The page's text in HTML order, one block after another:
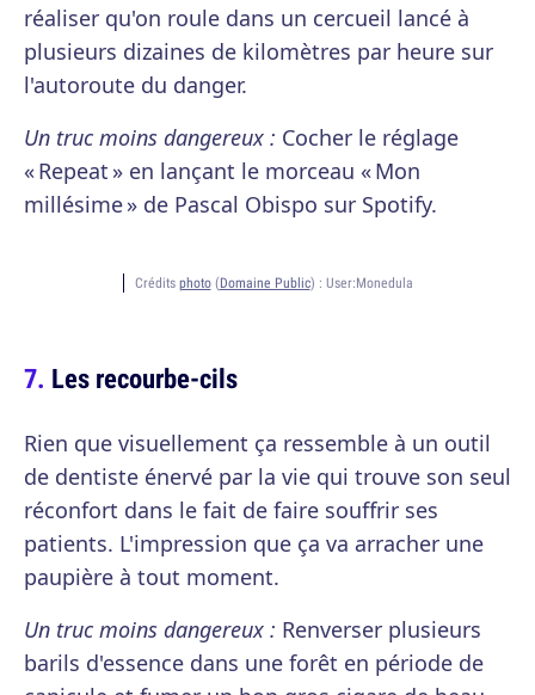
réaliser qu'on roule dans un cercueil lancé à
plusieurs dizaines de kilomètres par heure sur
l'autoroute du danger.
Un truc moins dangereux : Cocher le réglage
« Repeat » en lançant le morceau « Mon
millésime » de Pascal Obispo sur Spotify.
Crédits photo(Domaine Public) : User:Monedula
Les recourbe-cils
Rien que visuellement ça ressemble à un outil
de dentiste énervé par la vie qui trouve son seul
réconfort dans le fait de faire souffrir ses
patients. L'impression que ça va arracher une
paupière à tout moment.
Un truc moins dangereux : Renverser plusieurs
barils d'essence dans une forêt en période de